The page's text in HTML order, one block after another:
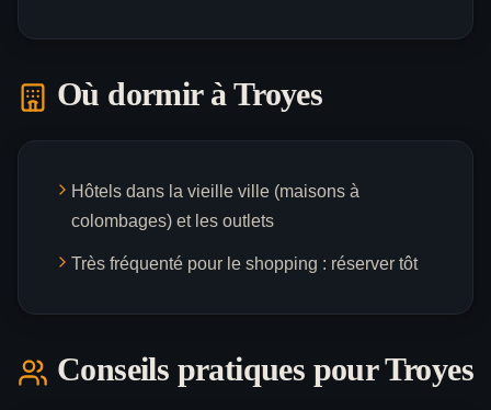
Où dormir à Troyes
Hôtels dans la vieille ville (maisons à
colombages) et les outlets
Très fréquenté pour le shopping : réserver tôt
Conseils pratiques pourTroyes